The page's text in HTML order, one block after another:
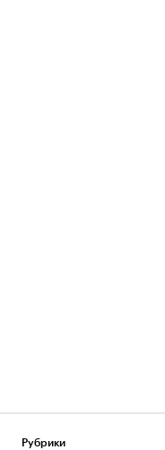
Рубрики